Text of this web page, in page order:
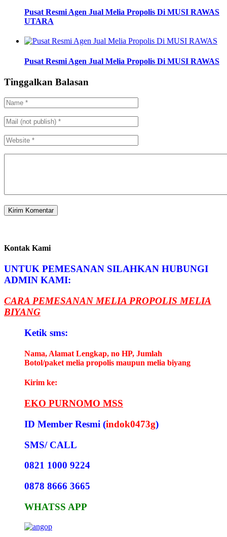
Pusat Resmi Agen Jual Melia Propolis Di MUSI RAWAS
UTARA
Pusat Resmi Agen Jual Melia Propolis Di MUSI RAWAS
Tinggalkan Balasan
Kontak Kami
UNTUK PEMESANAN SILAHKAN HUBUNGI
ADMIN KAMI:
CARA PEMESANAN MELIA PROPOLIS MELIA
BIYANG
Ketik sms:
Nama, Alamat Lengkap, no HP, Jumlah
Botol/paket melia propolis maupun melia biyang
Kirim ke:
EKO PURNOMO MSS
ID Member Resmi (indok0473g)
SMS/ CALL
0821 1000 9224
0878 8666 3665
WHATSS APP